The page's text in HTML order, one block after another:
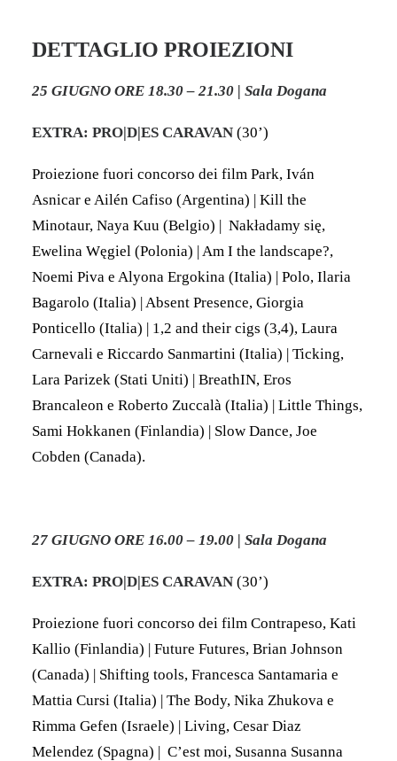
DETTAGLIO PROIEZIONI
25 GIUGNO ORE 18.30 – 21.30 | Sala Dogana
EXTRA: PRO|D|ES CARAVAN (30’)
Proiezione fuori concorso dei film Park, Iván
Asnicar e Ailén Cafiso (Argentina) | Kill the
Minotaur, Naya Kuu (Belgio) | Nakładamy się,
Ewelina Węgiel (Polonia) | Am I the landscape?,
Noemi Piva e Alyona Ergokina (Italia) | Polo, Ilaria
Bagarolo (Italia) | Absent Presence, Giorgia
Ponticello (Italia) | 1,2 and their cigs (3,4), Laura
Carnevali e Riccardo Sanmartini (Italia) | Ticking,
Lara Parizek (Stati Uniti) | BreathIN, Eros
Brancaleon e Roberto Zuccalà (Italia) | Little Things,
Sami Hokkanen (Finlandia) | Slow Dance, Joe
Cobden (Canada).
27 GIUGNO ORE 16.00 – 19.00 | Sala Dogana
EXTRA: PRO|D|ES CARAVAN (30’)
Proiezione fuori concorso dei film Contrapeso, Kati
Kallio (Finlandia) | Future Futures, Brian Johnson
(Canada) | Shifting tools, Francesca Santamaria e
Mattia Cursi (Italia) | The Body, Nika Zhukova e
Rimma Gefen (Israele) | Living, Cesar Diaz
Melendez (Spagna) | C’est moi, Susanna Susanna